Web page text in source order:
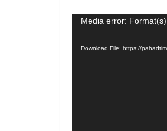
Video
Media error:
Download File: https://